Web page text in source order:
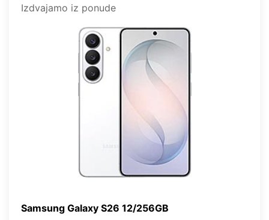
Izdvajamo iz ponude
Samsung Galaxy S26 12/256GB